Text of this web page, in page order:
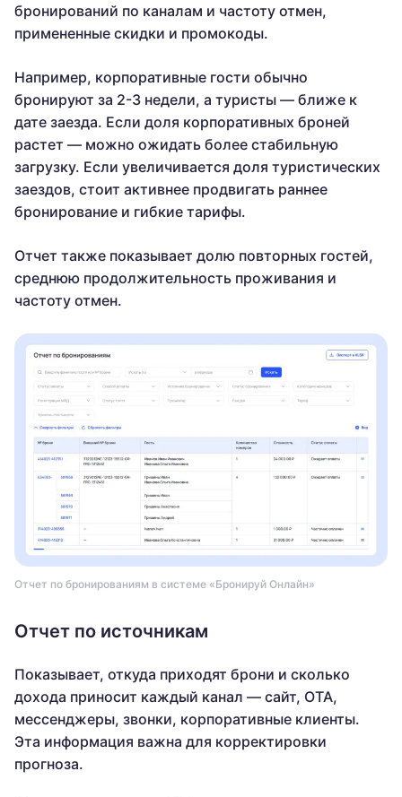
бронирований по каналам и частоту отмен,
примененные скидки и промокоды.
Например, корпоративные гости обычно
бронируют за 2-3 недели, а туристы — ближе к
дате заезда. Если доля корпоративных броней
растет — можно ожидать более стабильную
загрузку. Если увеличивается доля туристических
заездов, стоит активнее продвигать раннее
бронирование и гибкие тарифы.
Отчет также показывает долю повторных гостей,
среднюю продолжительность проживания и
частоту отмен.
Отчет по бронированиям в системе «Бронируй Онлайн»
Отчет по источникам
Показывает, откуда приходят брони и сколько
дохода приносит каждый канал — сайт, OTA,
мессенджеры, звонки, корпоративные клиенты.
Эта информация важна для корректировки
прогноза.